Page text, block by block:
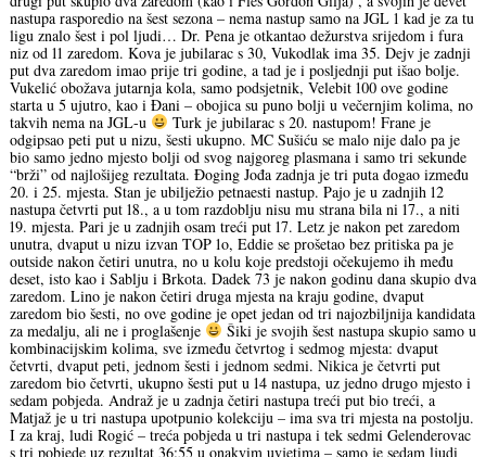
nastupa rasporedio na šest sezona – nema nastup samo na JGL 1 kad je za tu
ligu znalo šest i pol ljudi… Dr. Pena je otkantao dežurstva srijedom i fura
niz od 11 zaredom. Kova je jubilarac s 30, Vukodlak ima 35. Dejv je zadnji
put dva zaredom imao prije tri godine, a tad je i posljednji put išao bolje.
Vukelić obožava jutarnja kola, samo podsjetnik, Velebit 100 ove godine
starta u 5 ujutro, kao i Đani – obojica su puno bolji u večernjim kolima, no
takvih nema na JGL-u
Turk je jubilarac s 20. nastupom! Frane je
odgipsao peti put u nizu, šesti ukupno. MC Sušiću se malo nije dalo pa je
bio samo jedno mjesto bolji od svog najgoreg plasmana i samo tri sekunde
“brži” od najlošijeg rezultata. Đoging Jođa zadnja je tri puta đogao između
20. i 25. mjesta. Stan je ubilježio petnaesti nastup. Pajo je u zadnjih 12
nastupa četvrti put 18., a u tom razdoblju nisu mu strana bila ni 17., a niti
19. mjesta. Pari je u zadnjih osam treći put 17. Letz je nakon pet zaredom
unutra, dvaput u nizu izvan TOP 1o, Eddie se prošetao bez pritiska pa je
outside nakon četiri unutra, no u kolu koje predstoji očekujemo ih među
deset, isto kao i Sablju i Brkota. Dadek 73 je nakon godinu dana skupio dva
zaredom. Lino je nakon četiri druga mjesta na kraju godine, dvaput
zaredom bio šesti, no ove godine je opet jedan od tri najozbiljnija kandidata
za medalju, ali ne i proglašenje
Šiki je svojih šest nastupa skupio samo u
kombinacijskim kolima, sve između četvrtog i sedmog mjesta: dvaput
četvrti, dvaput peti, jednom šesti i jednom sedmi. Nikica je četvrti put
zaredom bio četvrti, ukupno šesti put u 14 nastupa, uz jedno drugo mjesto i
sedam pobjeda. Andraž je u zadnja četiri nastupa treći put bio treći, a
Matjaž je u tri nastupa upotpunio kolekciju – ima sva tri mjesta na postolju.
I za kraj, ludi Rogić – treća pobjeda u tri nastupa i tek sedmi Gelenderovac
s tri pobjede uz rezultat 36:55 u onakvim uvjetima – samo je sedam ljudi